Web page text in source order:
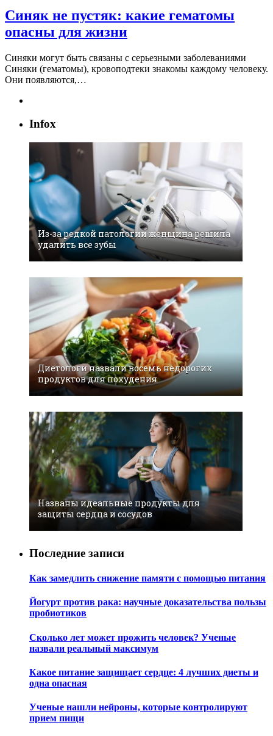
Синяк не пустяк: какие гематомы
опасны для жизни
Синяки могут быть связаны с серьезными заболеваниями
Синяки (гематомы), кровоподтеки знакомы каждому человеку.
Они появляются,…
Infox
Из-за редкой патологии женщина решила
удалить все зубы
Диетологи назвали восемь недорогих
продуктов для похудения
Названы идеальные продукты для
защиты сердца и сосудов
Последние записи
Как замедлить снижение памяти с помощью питания
Йогурт против рака: научные доказательства пользы
пробиотиков
Сколько лет может прожить человек? Ученые
назвали реальный максимум
Какое питание защищает сердце: 4 лучших диеты и
одна опасная
Ученые нашли нейроны, которые контролируют
прием пищи